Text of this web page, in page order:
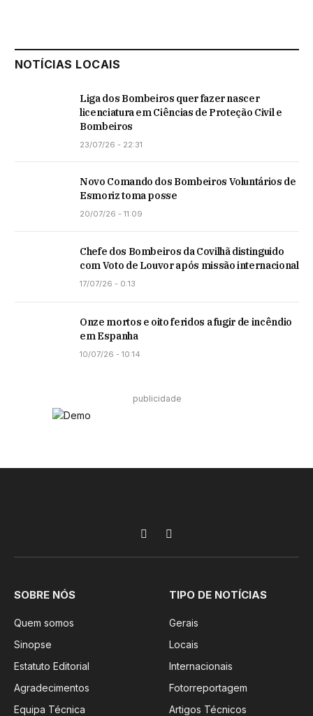
NOTÍCIAS LOCAIS
Liga dos Bombeiros quer fazer nascer
licenciatura em Ciências de Proteção Civil e
Bombeiros
23/07/26 - 22:31
Novo Comando dos Bombeiros Voluntários de
Esmoriz toma posse
20/07/26 - 11:09
Chefe dos Bombeiros da Covilhã distinguido
com Voto de Louvor após missão internacional
17/07/26 - 0:13
Onze mortos e oito feridos a fugir de incêndio
em Espanha
10/07/26 - 10:14
publicidade
FacebookInstagram
SOBRE NÓS
Quem somos
Sinopse
Estatuto Editorial
Agradecimentos
Equipa Técnica
TIPO DE NOTÍCIAS
Gerais
Locais
Internacionais
Fotorreportagem
Artigos Técnicos